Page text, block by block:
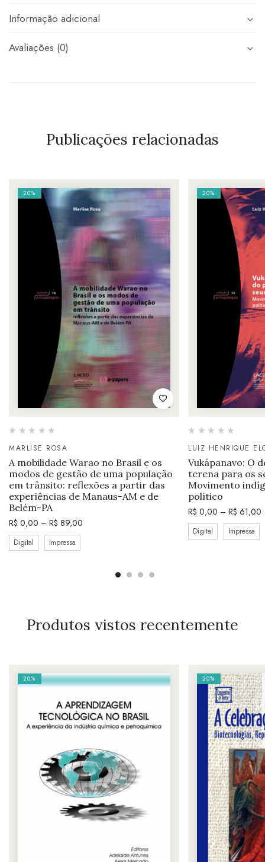
Informação adicional
Avaliações (0)
Publicações relacionadas
20%
MARLISE ROSA
A mobilidade Warao no Brasil e os
modos de gestão de uma população
em trânsito: reflexões a partir das
experiências de Manaus-AM e de
Belém-PA
R$ 0,00 – R$ 89,00
Digital Impressa
20%
LUIZ HENRIQUE
Vukápanavo: O
terena para os
Movimento
político
R$ 0,00 – R$ 61,00
Digital Impressa
Produtos vistos recentemente
20% 20%